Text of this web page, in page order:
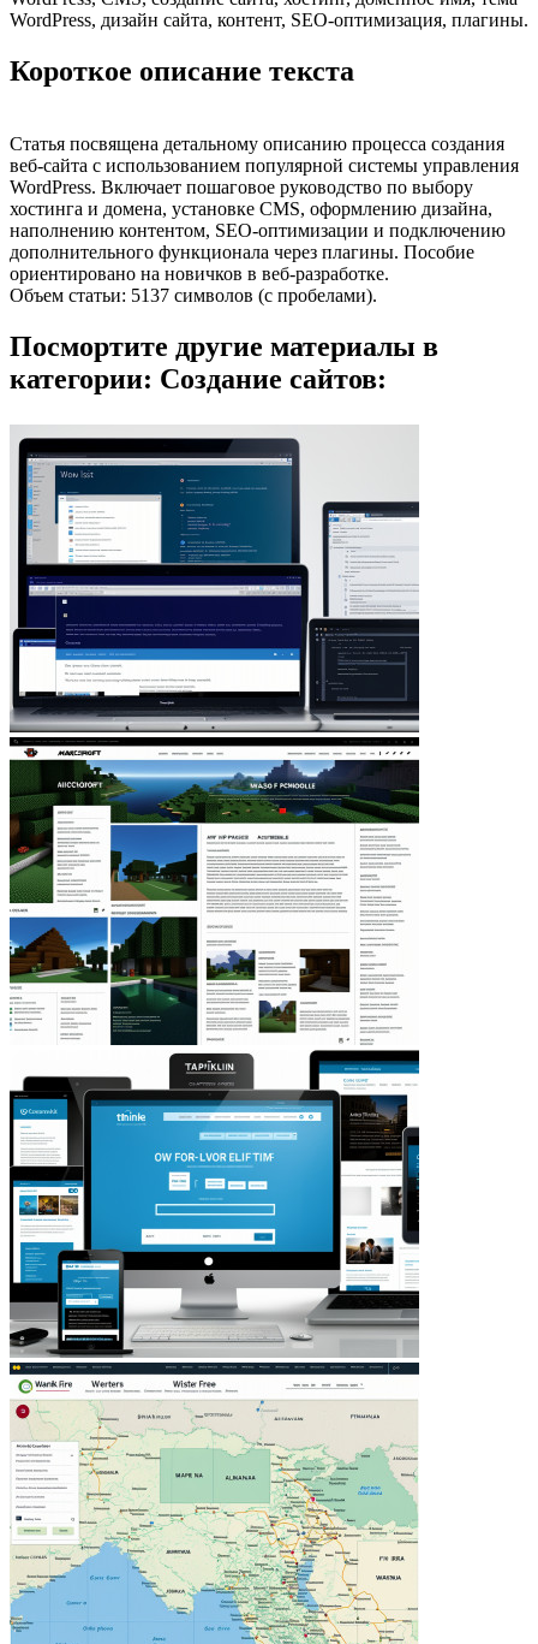
WordPress, дизайн сайта, контент, SEO-оптимизация, плагины.
Короткое описание текста
Статья посвящена детальному описанию процесса создания
веб-сайта с использованием популярной системы управления
WordPress. Включает пошаговое руководство по выбору
хостинга и домена, установке CMS, оформлению дизайна,
наполнению контентом, SEO-оптимизации и подключению
дополнительного функционала через плагины. Пособие
ориентировано на новичков в веб-разработке.
Объем статьи: 5137 символов (с пробелами).
Посмортите другие материалы в
категории: Создание сайтов: